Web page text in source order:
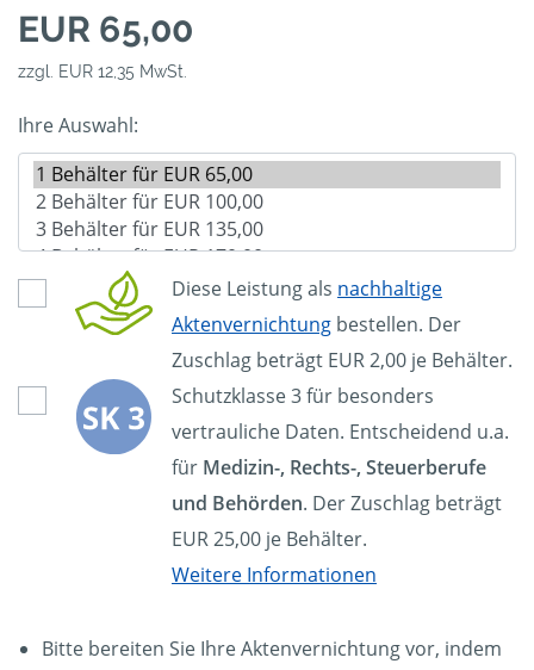
EUR 65,00
zzgl. EUR 12,35 MwSt.
Ihre Auswahl:
Diese Leistung als nachhaltige
Aktenvernichtung bestellen. Der
Zuschlag beträgt EUR 2,00 je Behälter.
Schutzklasse 3 für besonders
vertrauliche Daten. Entscheidend u.a.
für Medizin-, Rechts-, Steuerberufe
und Behörden. Der Zuschlag beträgt
EUR 25,00 je Behälter.
Weitere Informationen
Bitte bereiten Sie Ihre Aktenvernichtung vor, indem